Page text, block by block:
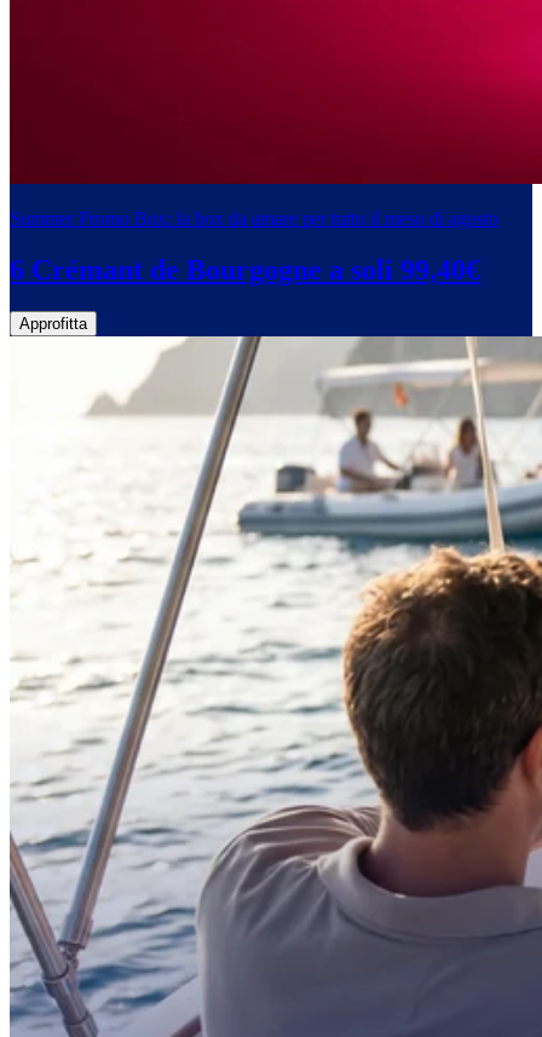
Summer Promo Box: la box da amare per tutto il meso di agosto
6 Crémant de Bourgogne a soli 99,40€
Approfitta